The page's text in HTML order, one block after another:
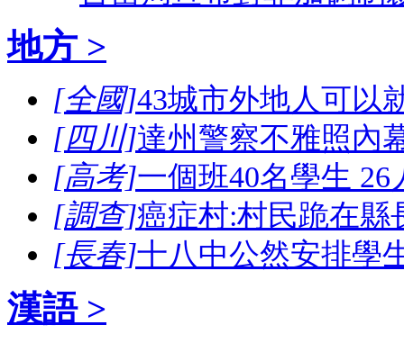
地方 >
[全國]43城市外地人可以
[四川]達州警察不雅照內
[高考]一個班40名學生 26
[調查]癌症村:村民跪在縣
[長春]十八中公然安排學
漢語 >